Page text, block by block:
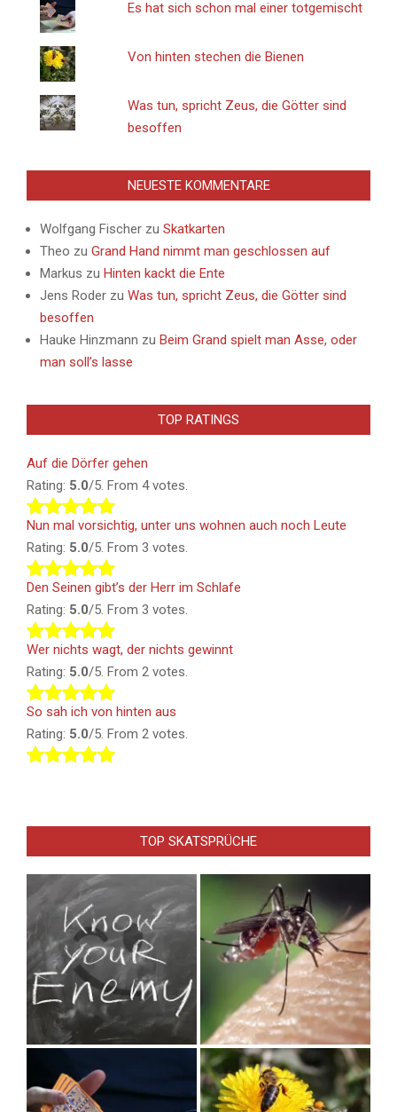
Es hat sich schon mal einer totgemischt
Von hinten stechen die Bienen
Was tun, spricht Zeus, die Götter sind
besoffen
NEUESTE KOMMENTARE
Wolfgang Fischer zu Skatkarten
Theo zu Grand Hand nimmt man geschlossen auf
Markus zu Hinten kackt die Ente
Jens Roder zu Was tun, spricht Zeus, die Götter sind
besoffen
Hauke Hinzmann zu Beim Grand spielt man Asse, oder
man soll’s lasse
TOP RATINGS
Auf die Dörfer gehen
Rating: 5.0/5. From 4 votes.
Nun mal vorsichtig, unter uns wohnen auch noch Leute
Rating: 5.0/5. From 3 votes.
Den Seinen gibt’s der Herr im Schlafe
Rating: 5.0/5. From 3 votes.
Wer nichts wagt, der nichts gewinnt
Rating: 5.0/5. From 2 votes.
So sah ich von hinten aus
Rating: 5.0/5. From 2 votes.
TOP SKATSPRÜCHE